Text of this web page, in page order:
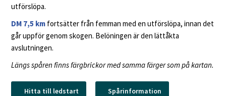
utförslöpa.
DM 7,5 km fortsätter från femman med en utförslöpa, innan det
går uppför genom skogen. Belöningen är den lättåkta
avslutningen.
Längs spåren finns färgbrickor med samma färger som på kartan.
Hitta till ledstart Spårinformation